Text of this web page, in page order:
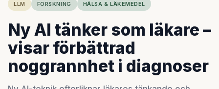
LLM FORSKNING HÄLSA & LÄKEMEDEL
Ny AI tänker som läkare –
visar förbättrad
noggrannhet i diagnoser